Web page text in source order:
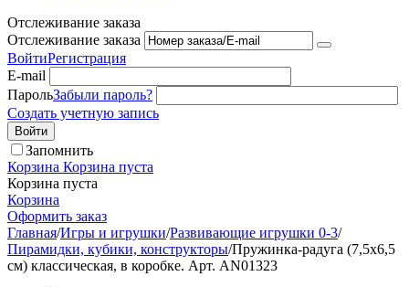
Отслеживание заказа
Отслеживание заказа
ВойтиРегистрация
E-mail
ПарольЗабыли пароль?
Создать учетную запись
Войти
Запомнить
Корзина Корзина пуста
Корзина пуста
Корзина
Оформить заказ
Главная/Игры и игрушки/Развивающие игрушки 0-3/
Пирамидки, кубики, конструкторы/Пружинка-радуга (7,5х6,5
см) классическая, в коробке. Арт. AN01323